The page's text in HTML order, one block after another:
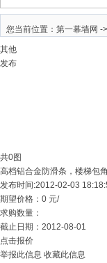
您当前位置：第一幕墙网 ->
其他
发布
共0图
高档铝合金防滑条，楼梯包
发布时间:2012-02-03
期望价格： 0 元/
求购数量：
截止日期： 2012-08-01
点击报价
举报此信息 收藏此信息